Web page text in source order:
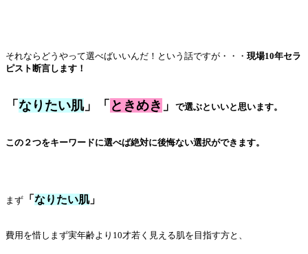
それならどうやって選べばいいんだ！という話ですが・・・ 現場10年セラ
ピスト断言します！
「 なりたい肌」「 ときめき 」 で選ぶといいと思います。
この２つをキーワードに選べば絶対に後悔ない選択ができます。
まず 「 なりたい肌」
費用を惜しまず実年齢より10才若く見える肌を目指す方と、